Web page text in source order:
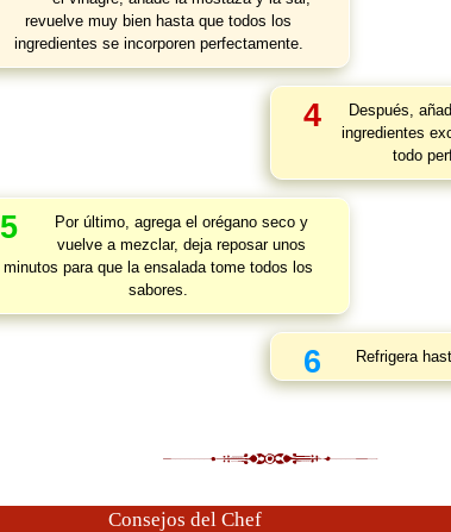
revuelve muy bien hasta que todos los
ingredientes se incorporen perfectamente.
4
Después,
ingredientes
todo
5
Por último, agrega el orégano seco y
vuelve a mezclar, deja reposar unos
minutos para que la ensalada tome todos los
sabores.
6 Refrigera
Consejos del Chef